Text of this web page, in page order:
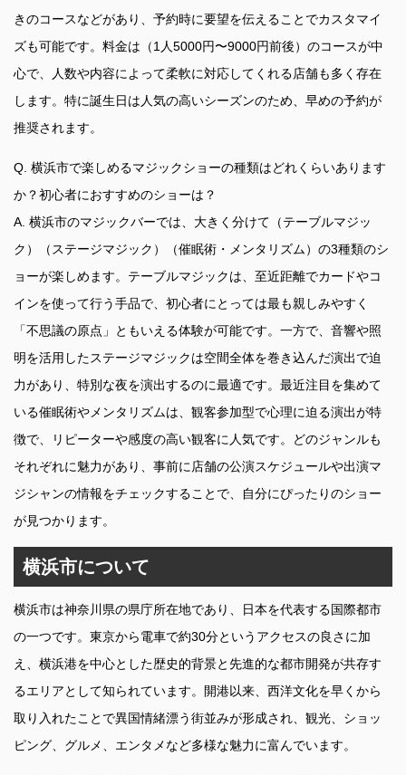
きのコースなどがあり、予約時に要望を伝えることでカスタマイ
ズも可能です。料金は（1人5000円〜9000円前後）のコースが中
心で、人数や内容によって柔軟に対応してくれる店舗も多く存在
します。特に誕生日は人気の高いシーズンのため、早めの予約が
推奨されます。
Q. 横浜市で楽しめるマジックショーの種類はどれくらいあります
か？初心者におすすめのショーは？
A. 横浜市のマジックバーでは、大きく分けて（テーブルマジッ
ク）（ステージマジック）（催眠術・メンタリズム）の3種類のシ
ョーが楽しめます。テーブルマジックは、至近距離でカードやコ
インを使って行う手品で、初心者にとっては最も親しみやすく
「不思議の原点」ともいえる体験が可能です。一方で、音響や照
明を活用したステージマジックは空間全体を巻き込んだ演出で迫
力があり、特別な夜を演出するのに最適です。最近注目を集めて
いる催眠術やメンタリズムは、観客参加型で心理に迫る演出が特
徴で、リピーターや感度の高い観客に人気です。どのジャンルも
それぞれに魅力があり、事前に店舗の公演スケジュールや出演マ
ジシャンの情報をチェックすることで、自分にぴったりのショー
が見つかります。
横浜市について
横浜市は神奈川県の県庁所在地であり、日本を代表する国際都市
の一つです。東京から電車で約30分というアクセスの良さに加
え、横浜港を中心とした歴史的背景と先進的な都市開発が共存す
るエリアとして知られています。開港以来、西洋文化を早くから
取り入れたことで異国情緒漂う街並みが形成され、観光、ショッ
ピング、グルメ、エンタメなど多様な魅力に富んでいます。